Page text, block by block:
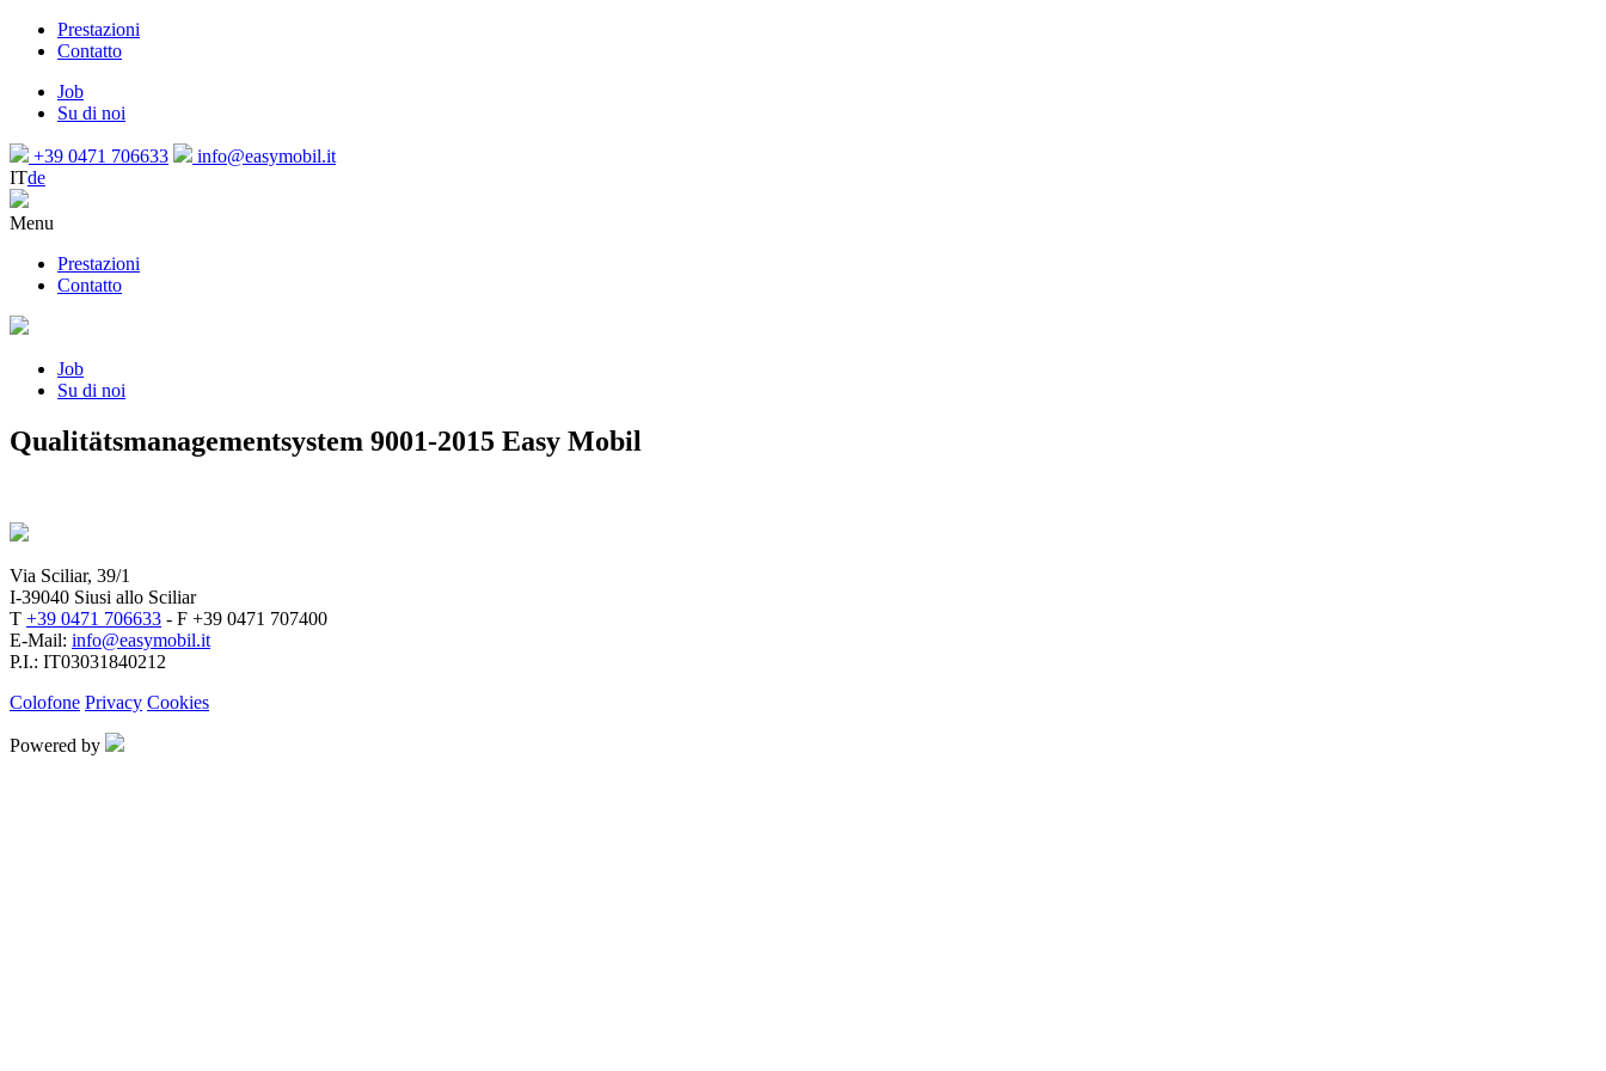
Prestazioni
Contatto
Job
Su di noi
+39 0471 706633
info@easymobil.it
ITde
Menu
Prestazioni
Contatto
Job
Su di noi
Qualitätsmanagementsystem 9001-2015 Easy Mobil
Via Sciliar, 39/1
I-39040 Siusi allo Sciliar
T +39 0471 706633 - F +39 0471 707400
E-Mail: info@easymobil.it
P.I.: IT03031840212
Colofone Privacy Cookies
Powered by